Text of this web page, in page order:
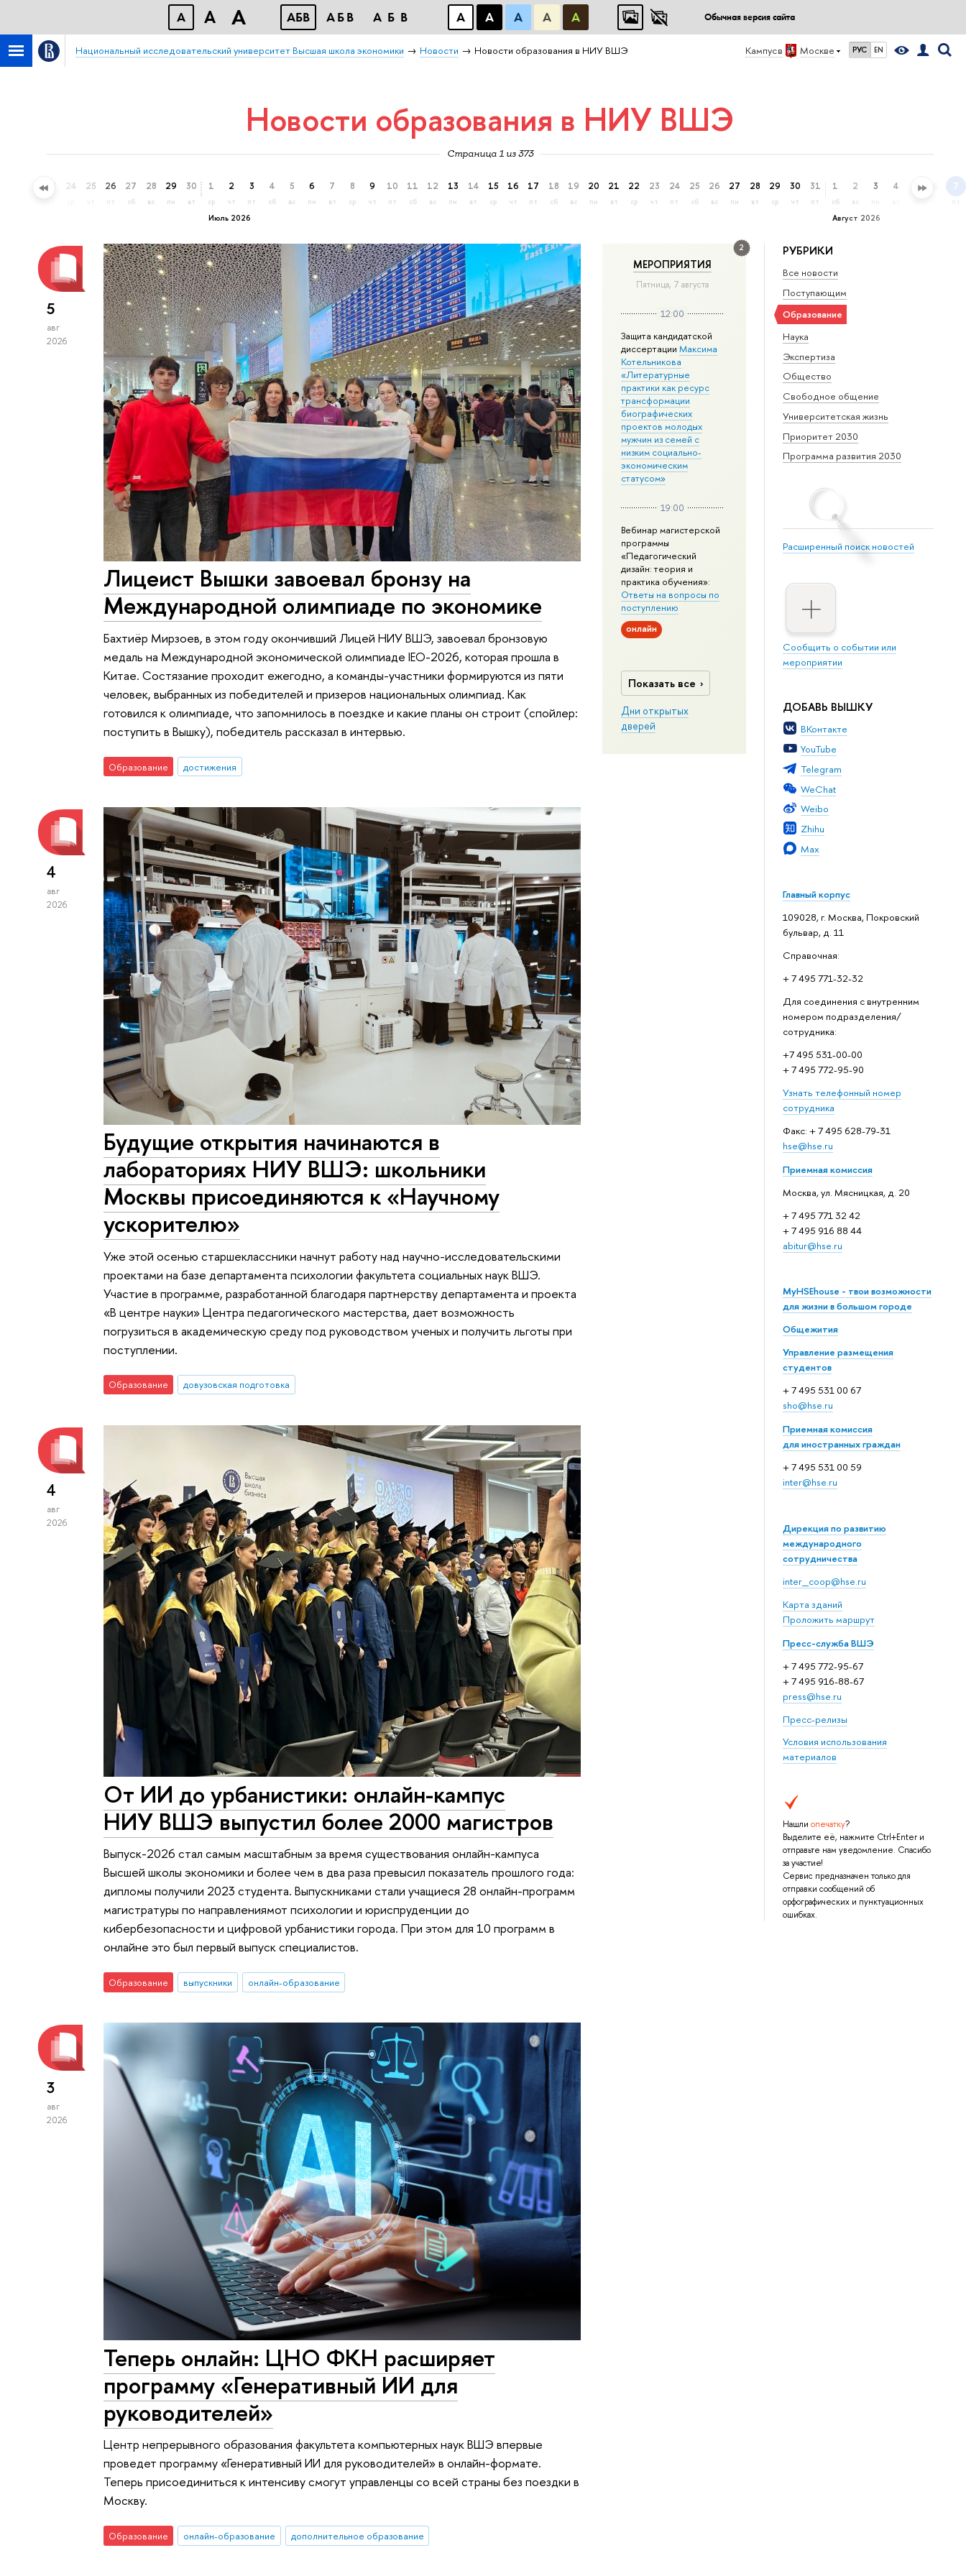
A A A АБВ АБВ АБВ А А А А А Обычная версия сайта
Кампус в Москве РУС EN
Национальный исследовательский университет Высшая школа экономики Новости Новости образования в НИУ ВШЭ
Новости образования в НИУ ВШЭ
Страница 1 из 373
23 24 25 26
пт
27
сб
28
вс
29
пн
30
вт
Июль 2026
1
ср
2
чт
3
пт
4
сб
5
вс
6
пн
7
вт
8
ср
9
чт
10
пт
11
сб
12
вс
13
пн
14
вт
15
ср
16
чт
17
пт
18
сб
19
вс
20
пн
21
вт
22
ср
23
чт
24
пт
25
сб
26
вс
27
пн
28
вт
29
ср
30
чт
31
пт
Август 2026
1
сб
2
вс
3 4 5 7
пт
РУБРИКИ
Все новости
Поступающим
Образование
Наука
Экспертиза
Общество
Свободное общение
Университетская жизнь
Приоритет 2030
Программа развития 2030
Расширенный поиск новостей
Сообщить о событии или
мероприятии
ДОБАВЬ ВЫШКУ
ВКонтакте
YouTube
Telegram
WeChat
Weibo
Zhihu
Max
Главный корпус
109028, г. Москва, Покровский
бульвар, д. 11
Справочная:
+ 7 495 771-32-32
Для соединения с внутренним
номером подразделения/
сотрудника:
+7 495 531-00-00
+ 7 495 772-95-90
Узнать телефонный номер
сотрудника
Факс: + 7 495 628-79-31
hse@hse.ru
Приемная комиссия
Москва, ул. Мясницкая, д. 20
+ 7 495 771 32 42
+ 7 495 916 88 44
abitur@hse.ru
MyHSEhouse - твои возможности
для жизни в большом городе
Общежития
Управление размещения
студентов
+ 7 495 531 00 67
sho@hse.ru
Приемная комиссия
для иностранных граждан
+ 7 495 531 00 59
inter@hse.ru
Дирекция по развитию
международного
сотрудничества
inter_coop@hse.ru
Карта зданий
Проложить маршрут
Пресс-служба ВШЭ
+ 7 495 772-95-67
+ 7 495 916-88-67
press@hse.ru
Пресс-релизы
Условия использования
материалов
Нашли опечатку?
Выделите её, нажмите Ctrl+Enter и
отправьте нам уведомление. Спасибо
за участие!
Сервис предназначен только для
отправки сообщений об
орфографических и пунктуационных
ошибках.
2
МЕРОПРИЯТИЯ
Пятница, 7 августа
12:00
Защита кандидатской
диссертации Максима
Котельникова
«Литературные
практики как ресурс
трансформации
биографических
проектов молодых
мужчин из семей с
низким социально-
экономическим
статусом»
19:00
Вебинар магистерской
программы
«Педагогический
дизайн: теория и
практика обучения»:
Ответы на вопросы по
поступлению
онлайн
Показать все
Дни открытых
дверей
5
авг
2026
Лицеист Вышки завоевал бронзу на
Международной олимпиаде по экономике
Бахтиёр Мирзоев, в этом году окончивший Лицей НИУ ВШЭ, завоевал бронзовую
медаль на Международной экономической олимпиаде IEO-2026, которая прошла в
Китае. Состязание проходит ежегодно, а команды-участники формируются из пяти
человек, выбранных из победителей и призеров национальных олимпиад. Как
готовился к олимпиаде, что запомнилось в поездке и какие планы он строит (спойлер:
поступить в Вышку), победитель рассказал в интервью.
Образование достижения
4
авг
2026
Будущие открытия начинаются в
лабораториях НИУ ВШЭ: школьники
Москвы присоединяются к «Научному
ускорителю»
Уже этой осенью старшеклассники начнут работу над научно-исследовательскими
проектами на базе департамента психологии факультета социальных наук ВШЭ.
Участие в программе, разработанной благодаря партнерству департамента и проекта
«В центре науки» Центра педагогического мастерства, дает возможность
погрузиться в академическую среду под руководством ученых и получить льготы при
поступлении.
Образование довузовская подготовка
4
авг
2026
От ИИ до урбанистики: онлайн-кампус
НИУ ВШЭ выпустил более 2000 магистров
Выпуск-2026 стал самым масштабным за время существования онлайн-кампуса
Высшей школы экономики и более чем в два раза превысил показатель прошлого года:
дипломы получили 2023 студента. Выпускниками стали учащиеся 28 онлайн-программ
магистратуры по направлениямот психологии и юриспруденции до
кибербезопасности и цифровой урбанистики города. При этом для 10 программ в
онлайне это был первый выпуск специалистов.
Образование выпускники онлайн-образование
3
авг
2026
Теперь онлайн: ЦНО ФКН расширяет
программу «Генеративный ИИ для
руководителей»
Центр непрерывного образования факультета компьютерных наук ВШЭ впервые
проведет программу «Генеративный ИИ для руководителей» в онлайн-формате.
Теперь присоединиться к интенсиву смогут управленцы со всей страны без поездки в
Москву.
Образование онлайн-образование дополнительное образование